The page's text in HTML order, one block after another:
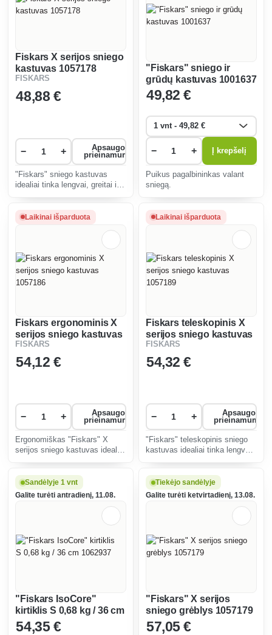
Fiskars X serijos sniego
kastuvas 1057178
FISKARS
48,88 €
− +
Apsaugos
prieinamumas
"Fiskars" sniego kastuvas
idealiai tinka lengvai, greitai ir
plotų, pvz., privažiavimų,
"Fiskars" sniego ir
grūdų kastuvas 1001637
49,82 €
− + Į krepšelį
Puikus pagalbininkas valant
sniegą.
Laikinai išparduota
Fiskars ergonominis X
serijos sniego kastuvas
1057186
FISKARS
54,12 €
− +
Apsaugos
prieinamumas
Ergonomiškas "Fiskars" X
serijos sniego kastuvas idealiai
tirpstančio sniego valymui nuo
didelių plotų, pvz.,
Laikinai išparduota
Fiskars teleskopinis X
serijos sniego kastuvas
1057189
FISKARS
54,32 €
− +
Apsaugos
prieinamumas
"Fiskars" teleskopinis sniego
kastuvas idealiai tinka lengvai,
didelių plotų, pvz.,
privažiavimų, šaligatvių, kelių ir
Sandėlyje 1 vnt
Galite turėti antradienį, 11.08.
"Fiskars IsoCore"
kirtiklis S 0,68 kg / 36 cm
1062937
54,35 €
Tiekėjo sandėlyje
Galite turėti ketvirtadienį, 13.08.
"Fiskars" X serijos
sniego grėblys 1057179
57,05 €